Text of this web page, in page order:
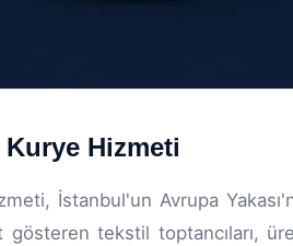
Hizmeti
İstanbul'un Avrupa
gösteren tekstil toptancıları,